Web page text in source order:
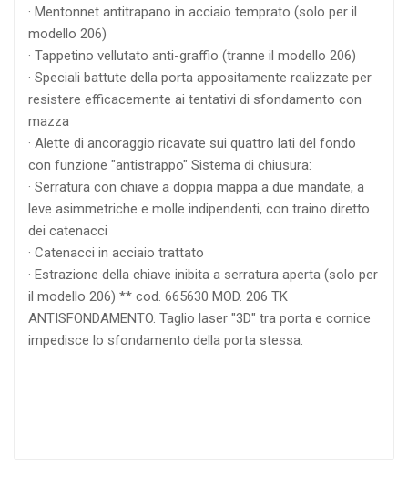
· Mentonnet antitrapano in acciaio temprato (solo per il
modello 206)
· Tappetino vellutato anti-graffio (tranne il modello 206)
· Speciali battute della porta appositamente realizzate per
resistere efficacemente ai tentativi di sfondamento con
mazza
· Alette di ancoraggio ricavate sui quattro lati del fondo
con funzione "antistrappo" Sistema di chiusura:
· Serratura con chiave a doppia mappa a due mandate, a
leve asimmetriche e molle indipendenti, con traino diretto
dei catenacci
· Catenacci in acciaio trattato
· Estrazione della chiave inibita a serratura aperta (solo per
il modello 206) ** cod. 665630 MOD. 206 TK
ANTISFONDAMENTO. Taglio laser "3D" tra porta e cornice
impedisce lo sfondamento della porta stessa.